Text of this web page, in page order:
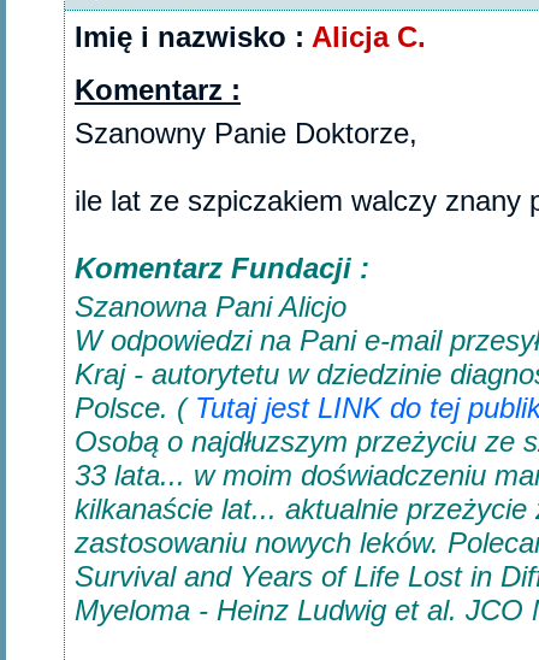
Imię i nazwisko : Alicja C.
Komentarz :
Szanowny Panie Doktorze,
ile lat ze szpiczakiem walczy znany
Komentarz Fundacji :
Szanowna Pani Alicjo
W odpowiedzi na Pani e-mail
Kraj - autorytetu w dziedzinie
Polsce. ( Tutaj jest LINK do tej
Osobą o najdłuzszym przeżyciu ze
33 lata... w moim doświadczeniu
kilkanaście lat... aktualnie przeżycie
zastosowaniu nowych leków.
Survival and Years of Life Lost in
Myeloma - Heinz Ludwig et al. JCO